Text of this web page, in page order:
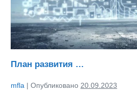
План развития …
mfla | Опубликовано 20.09.2023